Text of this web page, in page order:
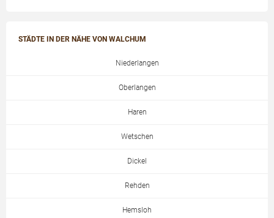
STÄDTE IN DER NÄHE VON WALCHUM
Niederlangen
Oberlangen
Haren
Wetschen
Dickel
Rehden
Hemsloh